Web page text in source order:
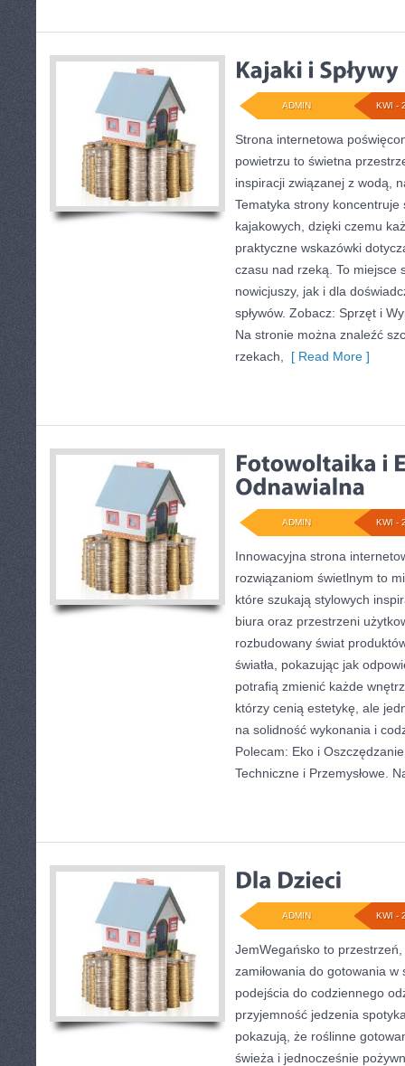
KWI -
ADMIN
Strona internetowa
powietrzu to świetna
inspiracji związanej z wodą,
Tematyka strony koncentruje
kajakowych, dzięki czemu
praktyczne wskazówki
czasu nad rzeką. To miejsce
nowicjuszy, jak i dla
spływów. Zobacz: Sprzęt i
Na stronie można znaleźć
rzekach,
[ Read More ]
KWI -
ADMIN
Innowacyjna strona
rozwiązaniom świetlnym to
które szukają stylowych
biura oraz przestrzeni
rozbudowany świat
światła, pokazując jak
potrafią zmienić każde
którzy cenią estetykę, ale
na solidność wykonania i
Polecam: Eko i
Techniczne i Przemysłowe.
KWI -
ADMIN
JemWegańsko to
zamiłowania do gotowania
podejścia do codziennego
przyjemność jedzenia
pokazują, że roślinne
świeża i jednocześnie